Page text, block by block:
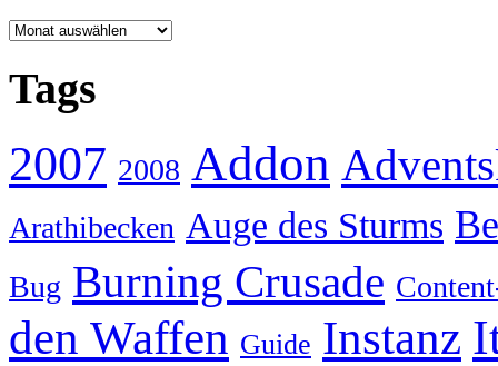
Archiv
Tags
2007 2008 Addon
Arathibecken Auge des Sturms
Bug Burning Crusade
den Waffen Guide Instanz